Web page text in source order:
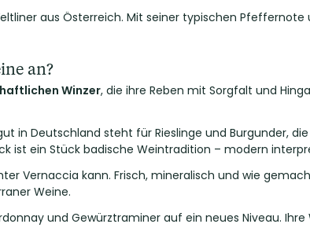
aus Österreich. Mit seiner typischen
an?
Winzer, die ihre Reben mit Sorgfalt und
in Deutschland steht für Rieslinge und Burgunder,
ist ein Stück badische Weintradition – modern
Vernaccia kann. Frisch, mineralisch und wie
Weine.
und Gewürztraminer auf ein neues Niveau.